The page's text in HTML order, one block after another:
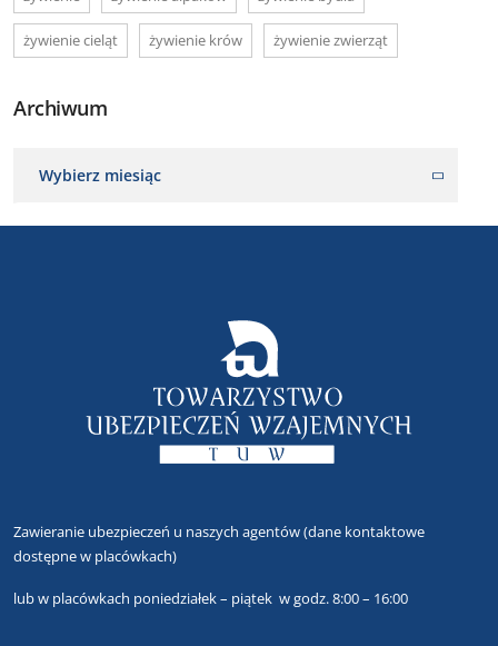
żywienie cieląt żywienie krów żywienie zwierząt
Archiwum
Wybierz miesiąc
Zawieranie ubezpieczeń u naszych agentów(dane kontaktowe
dostępne w placówkach)
lubw placówkach poniedziałek – piątek w godz. 8:00 – 16:00